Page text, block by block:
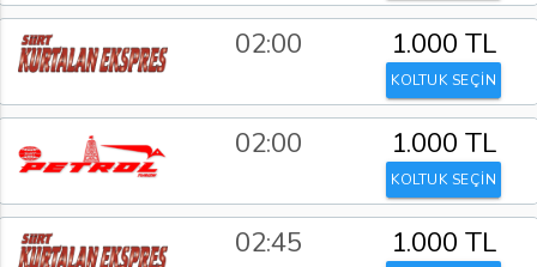
02:00 1.000 TL
KOLTUK SEÇİN
02:00 1.000 TL
KOLTUK SEÇİN
02:45 1.000 TL